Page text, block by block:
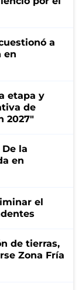
a
en
etapa y
de
2027"
la
en
el
de tierras,
Zona Fría